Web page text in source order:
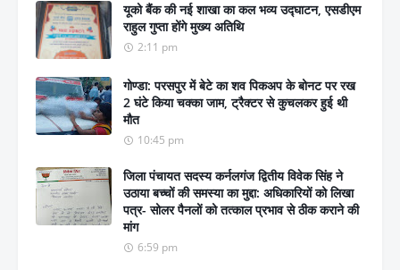
यूको बैंक की नई शाखा का कल भव्य उद्घाटन, एसडीएम
राहुल गुप्ता होंगे मुख्य अतिथि
2:11 pm
गोण्डा: परसपुर में बेटे का शव पिकअप के बोनट पर रख
2 घंटे किया चक्का जाम, ट्रैक्टर से कुचलकर हुई थी
मौत
10:45 pm
जिला पंचायत सदस्य कर्नलगंज द्वितीय विवेक सिंह ने
उठाया बच्चों की समस्या का मुद्दा: अधिकारियों को लिखा
पत्र- सोलर पैनलों को तत्काल प्रभाव से ठीक कराने की
मांग
6:59 pm